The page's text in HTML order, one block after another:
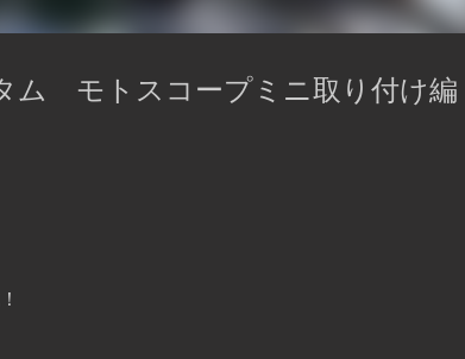
ム モトスコープミニ取り付け